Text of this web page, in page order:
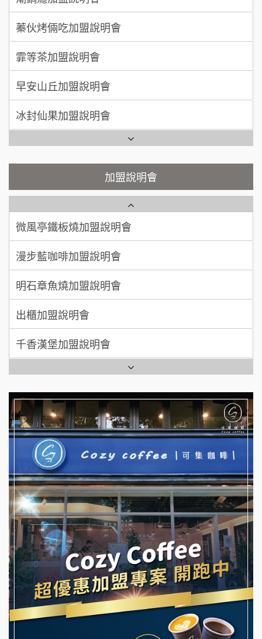
徐 先生/小姐
加盟預算 50萬~75萬
何 先生/小姐 台南
加盟預算
呂 先生/小姐
200萬~400萬
顏 先生/小姐 台北市
加盟預算 100萬 ~ 200萬
廖 先生/小姐 高雄市
加盟預算
霏等茶加盟說明會
早安山丘加盟說明會
冰封仙果加盟說明會
Ramble Café 漫步藍咖啡加盟說明會
微風亭鐵板燒加盟說明會
【曉妍美妝】誠徵行政櫃檯
自助洗衣店誠徵代洗收送人員(台中市)
MUSHEN徵SPA美容芳療師
日十。早午食加盟說明會
拾鑶火鍋加盟說明會
全家加盟說明會
彭富貴加盟說明會
NU PASTA義大利麵加盟說明會
潮鍋癮加盟說明會
蓁伙烤倆吃加盟說明會
霏等茶加盟說明會
早安山丘加盟說明會
冰封仙果加盟說明會
Ramble Café 漫步藍咖啡加盟說明會
加盟說明會
莫尼早餐Morni加盟說明會
手作功夫茶加盟說明會
SHARE TEA歇腳亭加盟說明會
潮味決-湯滷專門店加盟說明會
鬍子茶加盟說明會
微風亭鐵板燒加盟說明會
漫步藍咖啡加盟說明會
明石章魚燒加盟說明會
出櫃加盟說明會
千香漢堡加盟說明會
七盞茶加盟說明會
拉亞漢堡加盟說明會
杜芳子古味茶鋪加盟說明會
優握握×酸奶大獅加盟說明會
冬城門加盟說明會
拾鑶火鍋加盟說明會
阿性情趣無人販售所加盟明會
龍涎居好湯加盟說明會
舒油頭加盟說明會
韓金量加盟說明會